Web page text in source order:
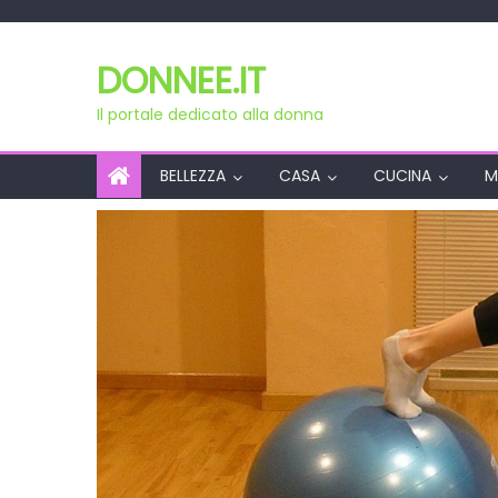
DONNEE.IT
Il portale dedicato alla donna
BELLEZZA CASA CUCINA